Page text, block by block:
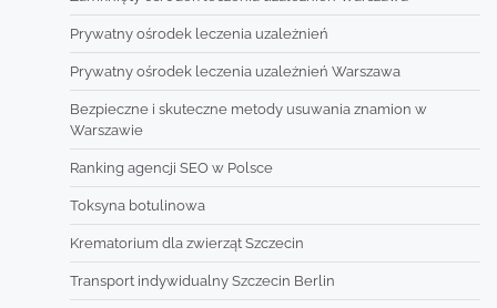
Prywatny ośrodek leczenia uzależnień
Prywatny ośrodek leczenia uzależnień Warszawa
Bezpieczne i skuteczne metody usuwania znamion w
Warszawie
Ranking agencji SEO w Polsce
Toksyna botulinowa
Krematorium dla zwierząt Szczecin
Transport indywidualny Szczecin Berlin